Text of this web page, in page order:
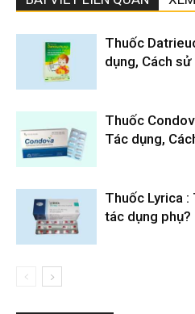
Thuốc
dụng, Cách sử
Thuốc
Tác dụng,
Thuốc Lyrica :
tác dụng phụ?